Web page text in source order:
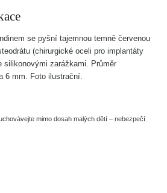
se pyšní tajemnou temně červenou
(chirurgické oceli pro implantáty
silikonovými zarážkami. Průměr
6 mm. Foto ilustrační.
mimo dosah malých dětí – nebezpečí